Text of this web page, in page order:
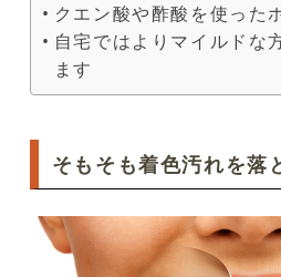
クエン酸や酢酸を使った
自宅ではよりマイルドな
ます
そもそも着色汚れを落